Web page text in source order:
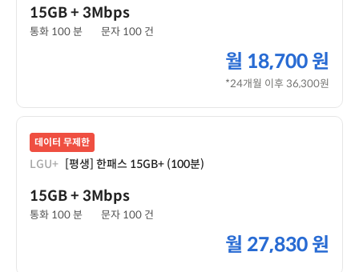
15GB+ 3Mbps
통화 100 분 문자 100 건
월 18,700 원
*24개월 이후 36,300원
데이터 무제한
LGU+ [평생] 한패스 15GB+ (100분)
15GB+ 3Mbps
통화 100 분 문자 100 건
월 27,830 원